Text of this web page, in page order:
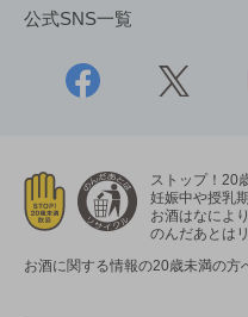
公式SNS一覧
ストップ！20
妊娠中や授乳
お酒はなによ
のんだあとは
お酒に関する情報の20歳未満の方